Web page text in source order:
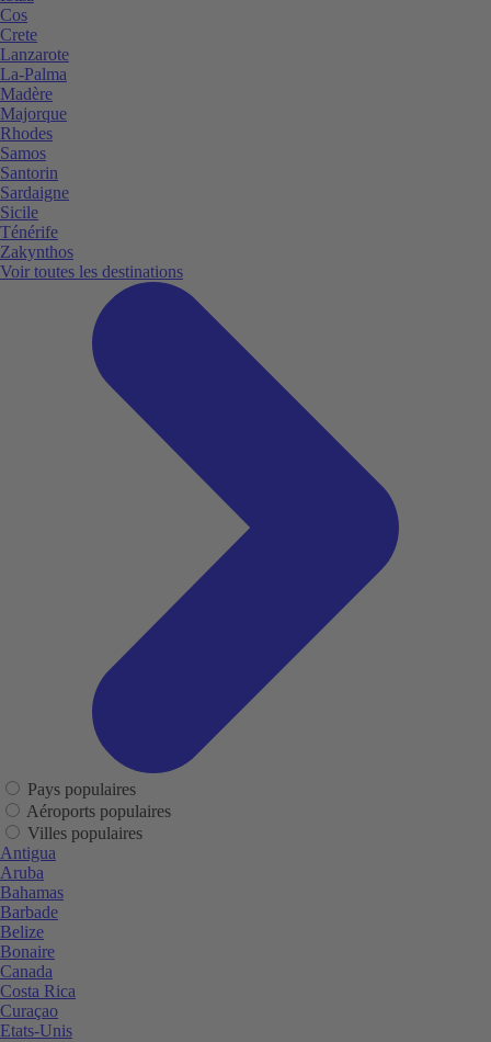
Cos
Crete
Lanzarote
La-Palma
Madère
Majorque
Rhodes
Samos
Santorin
Sardaigne
Sicile
Ténérife
Zakynthos
Voir toutes les destinations
Pays populaires
Aéroports populaires
Villes populaires
Antigua
Aruba
Bahamas
Barbade
Belize
Bonaire
Canada
Costa Rica
Curaçao
Etats-Unis